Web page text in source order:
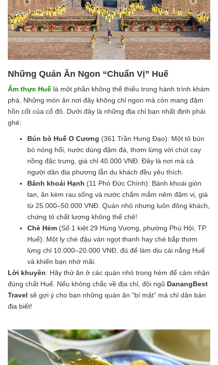
Những Quán Ăn Ngon “Chuẩn Vị” Huế
Ẩm thực Huế là một phần không thể thiếu trong hành trình khám
phá. Những món ăn nơi đây không chỉ ngon mà còn mang đậm
hồn cốt của cố đô. Dưới đây là những địa chỉ bạn nhất định phải
ghé:
Bún bò Huế O Cương (361 Trần Hưng Đạo): Một tô bún
bò nóng hổi, nước dùng đậm đà, thơm lừng với chút cay
nồng đặc trưng, giá chỉ 40.000 VNĐ. Đây là nơi mà cả
người dân địa phương lẫn du khách đều yêu thích.
Bánh khoái Hạnh (11 Phó Đức Chính): Bánh khoái giòn
tan, ăn kèm rau sống và nước chấm mắm nêm đậm vị, giá
từ 25.000–50.000 VNĐ. Quán nhỏ nhưng luôn đông khách,
chứng tỏ chất lượng không thể chê!
Chè Hẻm (Số 1 kiệt 29 Hùng Vương, phường Phú Hội, TP.
Huế): Một ly chè đậu ván ngọt thanh hay chè bắp thơm
lừng chỉ 10.000–20.000 VNĐ, đủ để làm dịu cái nắng Huế
và khiến bạn nhớ mãi.
Lời khuyên: Hãy thử ăn ở các quán nhỏ trong hẻm để cảm nhận
đúng chất Huế. Nếu không chắc về địa chỉ, đội ngũ DanangBest
Travel sẽ gợi ý cho bạn những quán ăn “bí mật” mà chỉ dân bản
địa biết!